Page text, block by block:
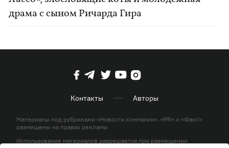
драма с сыном Ричарда Гира
Контакты Авторы
Материалы под рубриками «Новости компании», «PR» и «Факт»
размещены на правах рекламы
Использование материалов разрешается при размещении